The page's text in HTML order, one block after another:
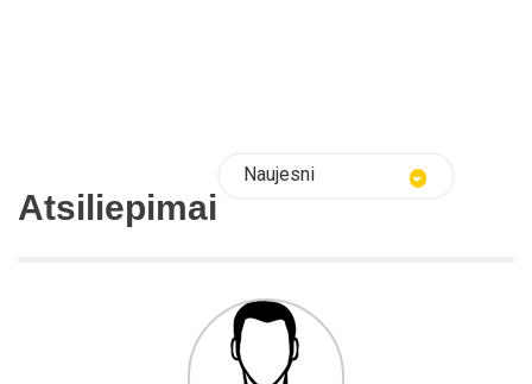
Atsiliepimai
Naujesni